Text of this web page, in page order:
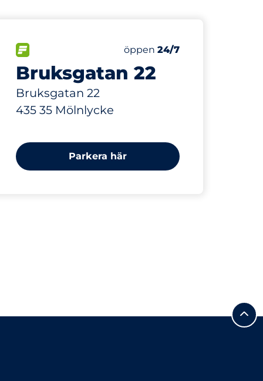
Bruksgatan 22
Bruksgatan 22
435 35 Mölnlycke
Antal parkeringsplatser:
Electric Car Charging
Lördag
öppen 24/7
66 m
Parkera här